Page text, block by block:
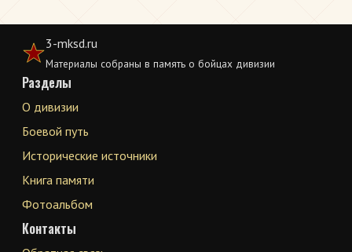
3-mksd.ru
Материалы собраны в память о бойцах дивизии
Разделы
О дивизии
Боевой путь
Исторические источники
Книга памяти
Фотоальбом
Контакты